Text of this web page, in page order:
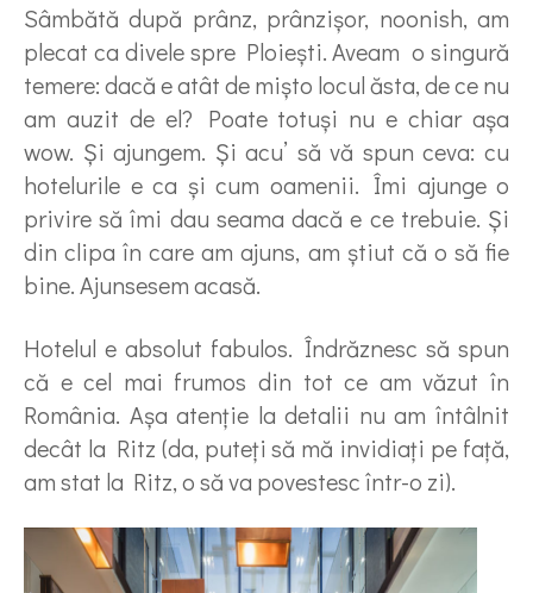
Sâmbătă după prânz, prânzişor, noonish, am
plecat ca divele spre Ploieşti. Aveam o singură
temere: dacă e atât de mişto locul ăsta, de ce nu
am auzit de el? Poate totuşi nu e chiar aşa
wow. Şi ajungem. Şi acu’ să vă spun ceva: cu
hotelurile e ca şi cum oamenii. Îmi ajunge o
privire să îmi dau seama dacă e ce trebuie. Şi
din clipa în care am ajuns, am ştiut că o să fie
bine. Ajunsesem acasă.
Hotelul e absolut fabulos. Îndrăznesc să spun
că e cel mai frumos din tot ce am văzut în
România. Aşa atenţie la detalii nu am întâlnit
decât la Ritz (da, puteţi să mă invidiaţi pe faţă,
am stat la Ritz, o să va povestesc într-o zi).